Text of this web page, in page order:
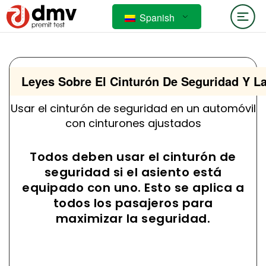
Spanish
Leyes Sobre El Cinturón De Seguridad Y
Usar el cinturón de seguridad en un automóvil
con cinturones ajustados
Todos deben usar el cinturón de
seguridad si el asiento está
equipado con uno. Esto se aplica a
todos los pasajeros para
maximizar la seguridad.